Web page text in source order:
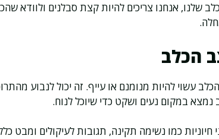
שלנו, אנחנו צריכים להיות קצת סבלנים ולוודא
הכלב
עשוי להיות מנומנם או עייף. זה יכול לנבוע
נמצא במקום נעים ושקט כדי שיוכל לנוח.
חיוניות כמו נשימה תקינה, תגובות לעיקולים ומבט